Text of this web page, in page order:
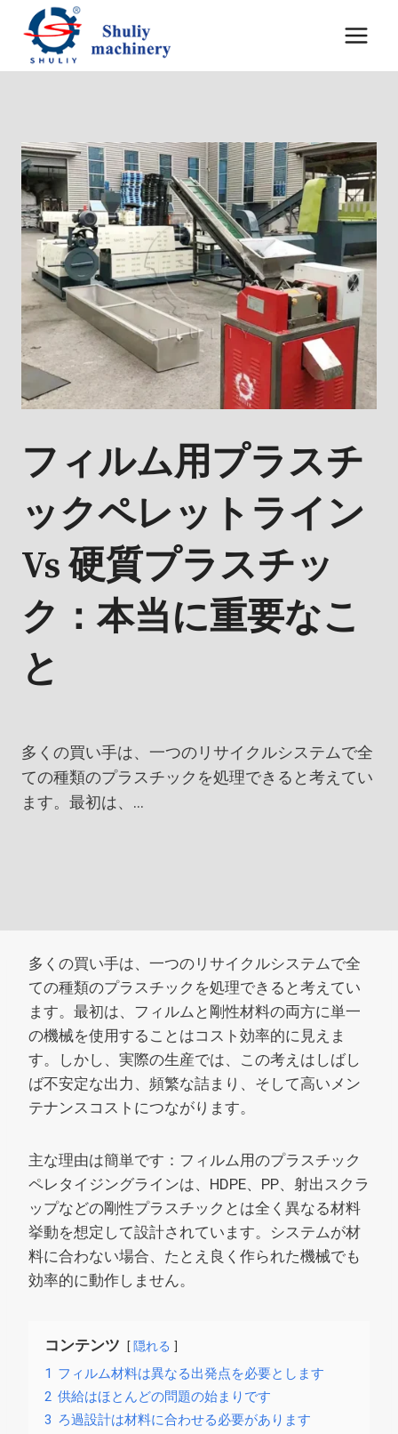
フィルム用プラスチ
ックペレットライン
Vs 硬質プラスチッ
ク：本当に重要なこ
と
多くの買い手は、一つのリサイクルシステムで全
ての種類のプラスチックを処理できると考えてい
ます。最初は、…
多くの買い手は、一つのリサイクルシステムで全
ての種類のプラスチックを処理できると考えてい
ます。最初は、フィルムと剛性材料の両方に単一
の機械を使用することはコスト効率的に見えま
す。しかし、実際の生産では、この考えはしばし
ば不安定な出力、頻繁な詰まり、そして高いメン
テナンスコストにつながります。
主な理由は簡単です：フィルム用のプラスチック
ペレタイジングラインは、HDPE、PP、射出スクラ
ップなどの剛性プラスチックとは全く異なる材料
挙動を想定して設計されています。システムが材
料に合わない場合、たとえ良く作られた機械でも
効率的に動作しません。
コンテンツ 隠れる
1 フィルム材料は異なる出発点を必要とします
2 供給はほとんどの問題の始まりです
3 ろ過設計は材料に合わせる必要があります